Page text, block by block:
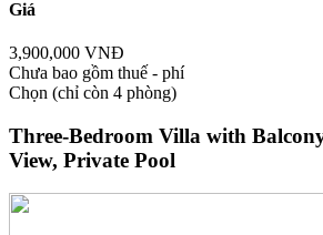
Giá
3,900,000 VNĐ
Chưa bao gồm thuế - phí
Chọn (chỉ còn 4 phòng)
Three-Bedroom Villa with
View, Private Pool